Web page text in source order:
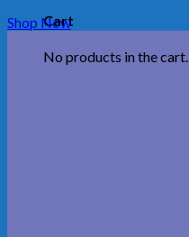
Cart
No products in the cart.
Shop Now